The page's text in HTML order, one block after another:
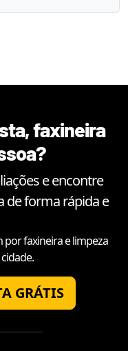
faxineira
?
e encontre
de forma rápida e
faxineira e limpeza
GRÁTIS